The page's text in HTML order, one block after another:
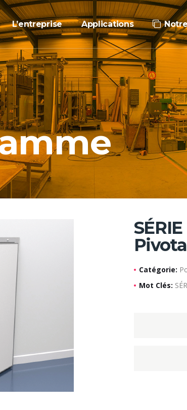
L’entreprise Applications
Catégorie:
Mot Clés: